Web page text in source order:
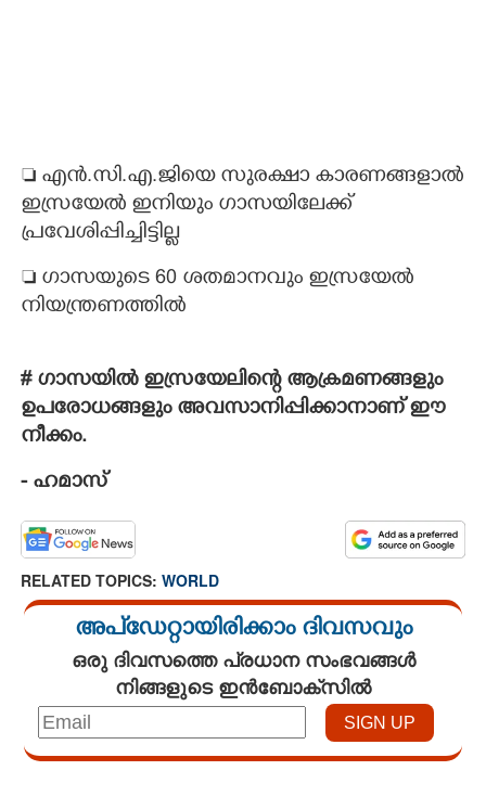
 എൻ.സി.എ.ജിയെ സുരക്ഷാ കാരണങ്ങളാൽ
ഇസ്രയേൽ ഇനിയും ഗാസയിലേക്ക്
പ്രവേശിപ്പിച്ചിട്ടില്ല
 ഗാസയുടെ 60 ശതമാനവും ഇസ്രയേൽ
നിയന്ത്രണത്തിൽ
# ഗാസയിൽ ഇസ്രയേലിന്റെ ആക്രമണങ്ങളും
ഉപരോധങ്ങളും അവസാനിപ്പിക്കാനാണ് ഈ
നീക്കം.
- ഹമാസ്
RELATED TOPICS: WORLD
അപ്ഡേറ്റായിരിക്കാം ദിവസവും
ഒരു ദിവസത്തെ പ്രധാന സംഭവങ്ങൾ
നിങ്ങളുടെ ഇൻബോക്സിൽ